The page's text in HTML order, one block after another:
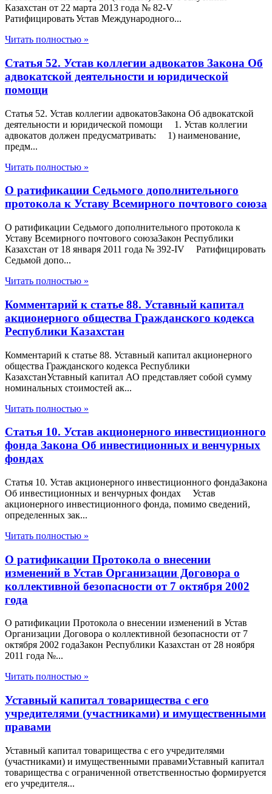
Казахстан от 22 марта 2013 года № 82-V
Ратифицировать Устав Международного...
Читать полностью »
Статья 52. Устав коллегии адвокатов Закона Об
адвокатской деятельности и юридической
помощи
Статья 52. Устав коллегии адвокатовЗакона Об адвокатской
деятельности и юридической помощи 1. Устав коллегии
адвокатов должен предусматривать: 1) наименование,
предм...
Читать полностью »
О ратификации Седьмого дополнительного
протокола к Уставу Всемирного почтового союза
О ратификации Седьмого дополнительного протокола к
Уставу Всемирного почтового союзаЗакон Республики
Казахстан от 18 января 2011 года № 392-IV Ратифицировать
Седьмой допо...
Читать полностью »
Комментарий к статье 88. Уставный капитал
акционерного общества Гражданского кодекса
Республики Казахстан
Комментарий к статье 88. Уставный капитал акционерного
общества Гражданского кодекса Республики
КазахстанУставный капитал АО представляет собой сумму
номинальных стоимостей ак...
Читать полностью »
Статья 10. Устав акционерного инвестиционного
фонда Закона Об инвестиционных и венчурных
фондах
Статья 10. Устав акционерного инвестиционного фондаЗакона
Об инвестиционных и венчурных фондах Устав
акционерного инвестиционного фонда, помимо сведений,
определенных зак...
Читать полностью »
О ратификации Протокола о внесении
изменений в Устав Организации Договора о
коллективной безопасности от 7 октября 2002
года
О ратификации Протокола о внесении изменений в Устав
Организации Договора о коллективной безопасности от 7
октября 2002 годаЗакон Республики Казахстан от 28 ноября
2011 года №...
Читать полностью »
Уставный капитал товарищества с его
учредителями (участниками) и имущественными
правами
Уставный капитал товарищества с его учредителями
(участниками) и имущественными правамиУставный капитал
товарищества с ограниченной ответственностью формируется
его учредителя...